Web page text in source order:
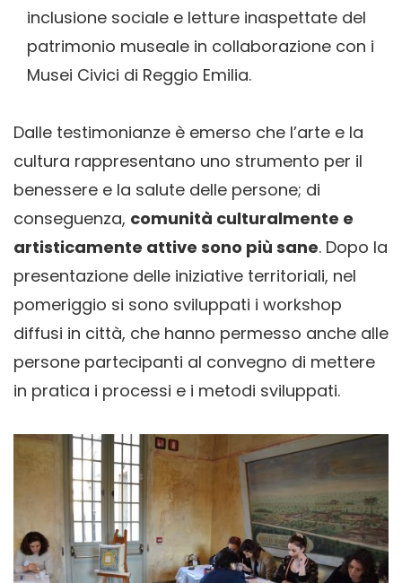
inclusione sociale e letture inaspettate del
patrimonio museale in collaborazione con i
Musei Civici di Reggio Emilia.
Dalle testimonianze è emerso che l’arte e la
cultura rappresentano uno strumento per il
benessere e la salute delle persone; di
conseguenza, comunità culturalmente e
artisticamente attive sono più sane. Dopo la
presentazione delle iniziative territoriali, nel
pomeriggio si sono sviluppati i workshop
diffusi in città, che hanno permesso anche alle
persone partecipanti al convegno di mettere
in pratica i processi e i metodi sviluppati.